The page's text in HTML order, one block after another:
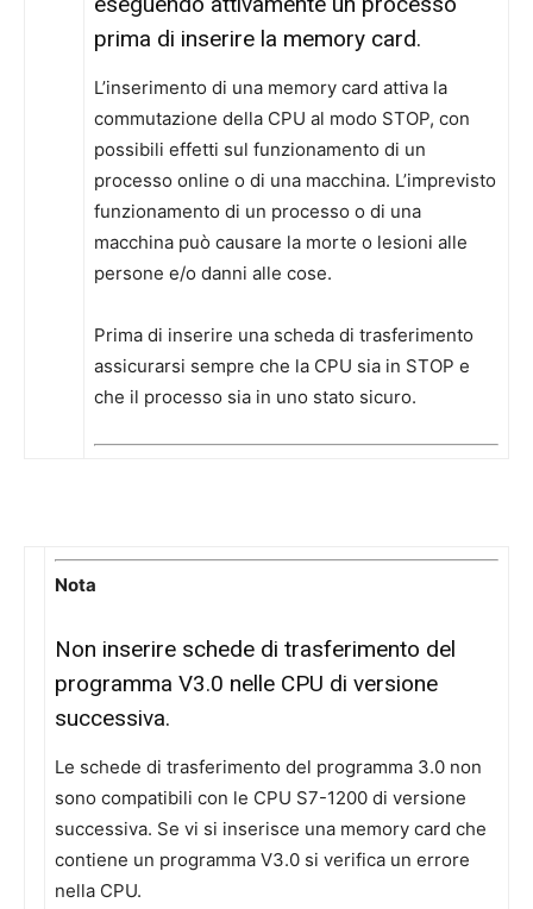
prima di inserire la memory card.
L’inserimento di una memory card attiva la
commutazione della CPU al modo STOP, con
possibili effetti sul funzionamento di un
processo online o di una macchina. L’imprevisto
funzionamento di un processo o di una
macchina può causare la morte o lesioni alle
persone e/o danni alle cose.
Prima di inserire una scheda di trasferimento
assicurarsi sempre che la CPU sia in STOP e
che il processo sia in uno stato sicuro.
Nota
Non inserire schede di trasferimento del
programma V3.0 nelle CPU di versione
successiva.
Le schede di trasferimento del programma 3.0 non
sono compatibili con le CPU S7-1200 di versione
successiva. Se vi si inserisce una memory card che
contiene un programma V3.0 si verifica un errore
nella CPU.